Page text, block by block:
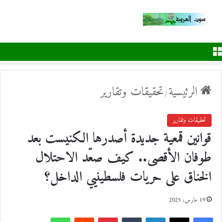
الرئيسية/تحقيقات وتقارير
تحقيقات وتقارير
قوانين قمعية جديدة أصدرها الكنيست بعد
طوفان الأقصى.. كيف صعّد الاحتلال
الخناق على حريات فلسطينيي الداخل؟
19 مارس، 2025